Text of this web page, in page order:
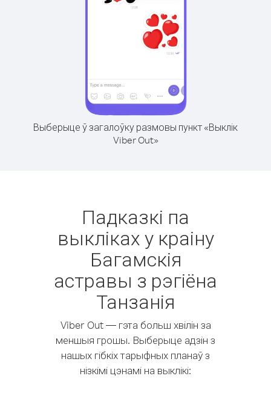
Выберыце ў загалоўку размовы пункт «Выклік
Viber Out»
Падказкі па
выкліках у краіну
Багамскія
астравы з рэгіёна
Танзанія
Viber Out — гэта больш хвілін за
меншыя грошы. Выберыце адзін з
нашых гібкіх тарыфных планаў з
нізкімі цэнамі на выклікі: